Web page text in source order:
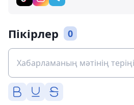
Пікірлер 0